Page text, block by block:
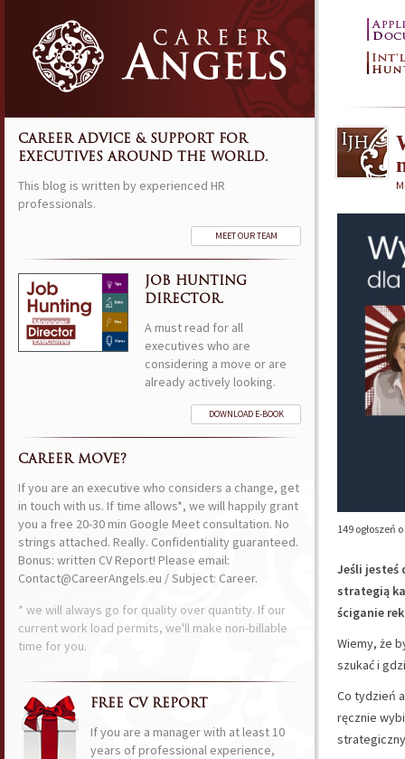
149 ogłoszeń
Jeśli jesteś
strategią
ściganie
Wiemy, że
szukać i
Co tydzień
ręcznie
CAREER ADVICE & SUPPORT FOR
EXECUTIVES AROUND THE WORLD.
This blog is written by experienced HR
professionals.
MEET OUR TEAM
JOB HUNTING
DIRECTOR.
A must read for all
executives who are
considering a move or are
already actively looking.
DOWNLOAD E-BOOK
CAREER MOVE?
If you are an executive who considers a change, get
in touch with us. If time allows*, we will happily grant
you a free 20-30 min Google Meet consultation. No
strings attached. Really. Confidentiality guaranteed.
Bonus: written CV Report! Please email:
Contact@CareerAngels.eu / Subject: Career.
* we will always go for quality over quantity. If our
current work load permits, we'll make non-billable
time for you.
FREE CV REPORT
If you are a manager with at least 10
years of professional experience,